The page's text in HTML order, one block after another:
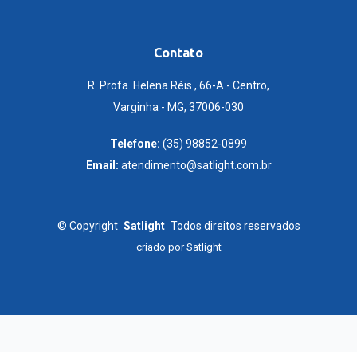
Contato
R. Profa. Helena Réis , 66-A - Centro,
Varginha - MG, 37006-030
Telefone: (35) 98852-0899
Email: atendimento@satlight.com.br
© Copyright Satlight Todos direitos reservados
criado porSatlight